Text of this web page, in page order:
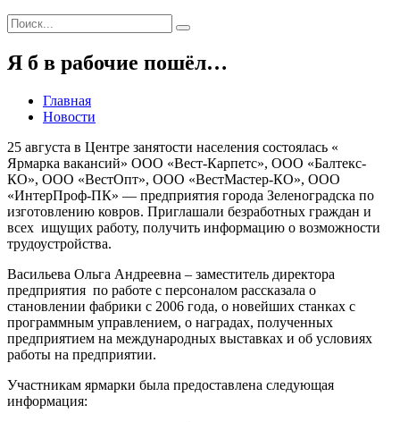
Я б в рабочие пошёл…
Главная
Новости
25 августа в Центре занятости населения состоялась «
Ярмарка вакансий» ООО «Вест-Карпетс», ООО «Балтекс-
КО», ООО «ВестОпт», ООО «ВестМастер-КО», ООО
«ИнтерПроф-ПК» — предприятия города Зеленоградска по
изготовлению ковров. Приглашали безработных граждан и
всех ищущих работу, получить информацию о возможности
трудоустройства.
Васильева Ольга Андреевна – заместитель директора
предприятия по работе с персоналом рассказала о
становлении фабрики с 2006 года, о новейших станках с
программным управлением, о наградах, полученных
предприятием на международных выставках и об условиях
работы на предприятии.
Участникам ярмарки была предоставлена следующая
информация: